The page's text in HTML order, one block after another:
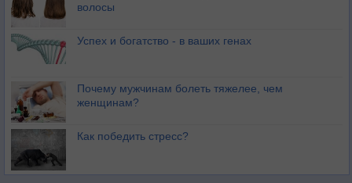
волосы
Успех и богатство - в ваших генах
Почему мужчинам болеть тяжелее, чем
женщинам?
Как победить стресс?